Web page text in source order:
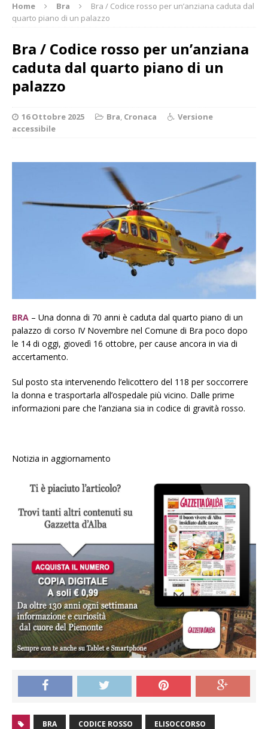
Home Bra
Bra / Codice rosso per un’anziana caduta dal
quarto piano di un palazzo
Bra / Codice rosso per un’anziana
caduta dal quarto piano di un
palazzo
16 Ottobre 2025 Bra, Cronaca
Versione
accessibile
BRA – Una donna di 70 anni è caduta dal quarto piano di un
palazzo di corso IV Novembre nel Comune di Bra poco dopo
le 14 di oggi, giovedì 16 ottobre, per cause ancora in via di
accertamento.
Sul posto sta intervenendo l’elicottero del 118 per soccorrere
la donna e trasportarla all’ospedale più vicino. Dalle prime
informazioni pare che l’anziana sia in codice di gravità rosso.
Notizia in aggiornamento
BRA CODICE ROSSO ELISOCCORSO